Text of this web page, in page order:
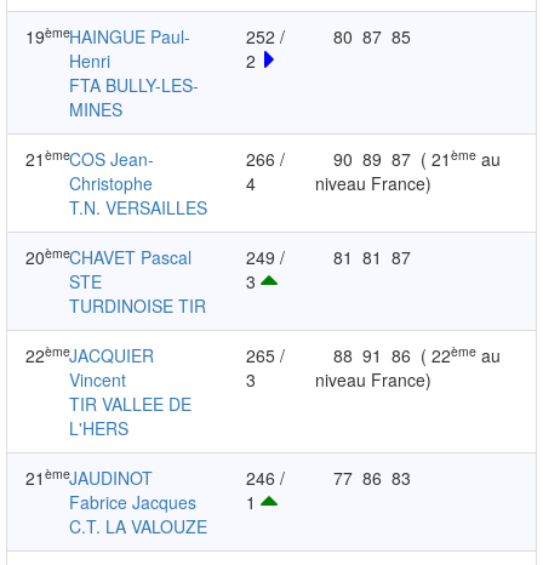
19èmeHAINGUE Paul-
Henri
FTA BULLY-LES-
MINES
252 /
2
80 87 85
21 èmeCOS Jean-
Christophe
T.N. VERSAILLES
266 /
4
90 89 87 ( 21ème au
niveau France)
20èmeCHAVET Pascal
STE
TURDINOISE TIR
249 /
3
81 81 87
22èmeJACQUIER
Vincent
TIR VALLEE DE
L'HERS
265 /
3
88 91 86 ( 22ème au
niveau France)
21 èmeJAUDINOT
Fabrice Jacques
C.T. LA VALOUZE
246 /
1
77 86 83